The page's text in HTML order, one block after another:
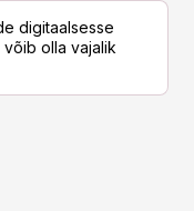
digitaalsesse
võib olla vajalik